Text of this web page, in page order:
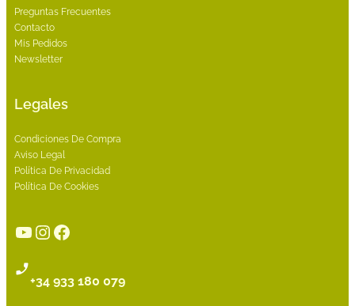
Preguntas Frecuentes
Contacto
Mis Pedidos
Newsletter
Legales
Condiciones De Compra
Aviso Legal
Política De Privacidad
Política De Cookies
YouTube
Instagram
Facebook
+34 933 180 079